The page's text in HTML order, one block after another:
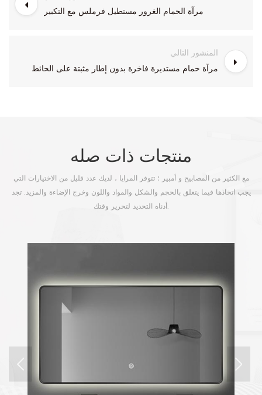
مرآة الحمام الغرور مستطيل فرملس مع التكبير
المنشور التالي
مرآة حمام مستديرة فاخرة بدون إطار مثبتة على الحائط
منتجات ذات صله
مع الكثير من المصابيح و أمبير ؛ تتوفر المرايا ، لديك عدد قليل من الاختيارات التي
يجب اتخاذها فيما يتعلق بالحجم والشكل والمواد واللون وخرج الإضاءة والمزيد. تجد
أدناه التحديد لتحرير وقتك.